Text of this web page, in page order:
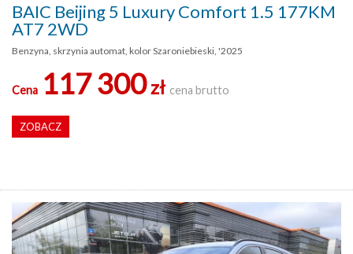
BAIC Beijing 5 Luxury Comfort 1.5 177KM
AT7 2WD
Benzyna, skrzynia automat, kolor Szaroniebieski, '2025
Cena 117 300zł cena brutto
ZOBACZ